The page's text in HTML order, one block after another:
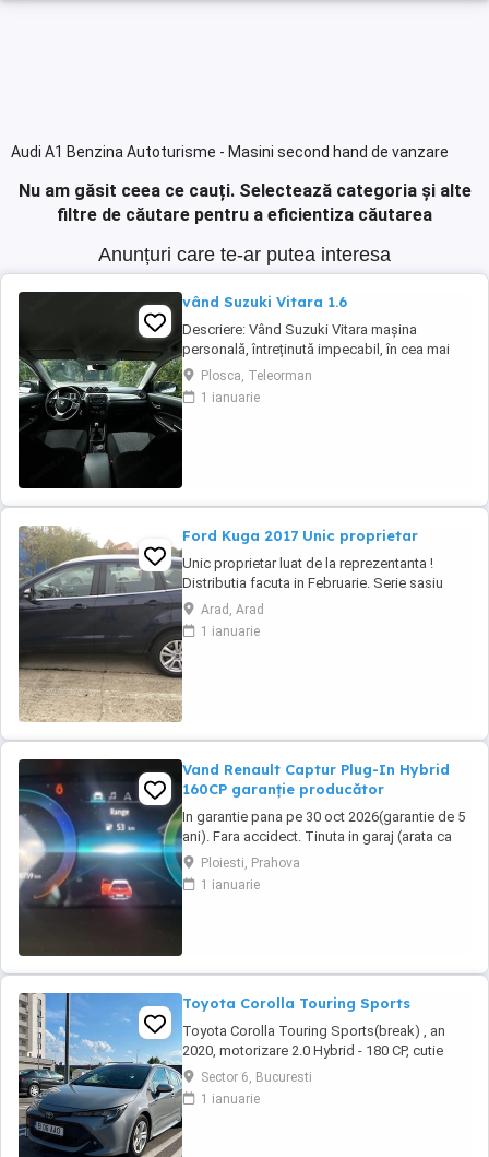
Audi A1 Benzina Autoturisme - Masini second hand de vanzare
Nu am găsit ceea ce cauți. Selectează categoria și alte
filtre de căutare pentru a eficientiza căutarea
Anunțuri care te-ar putea interesa
vând Suzuki Vitara 1.6
Descriere: Vând Suzuki Vitara mașina
personală, întreținută impecabil, în cea mai
căutată configurație pentru fiabilitate: motorul
1.6 benzină aspirat (distribuție lanț) și
tracțiune integrală AllGrip Date tehnice &
Plosca, Teleorman
1 ianuarie
Ford Kuga 2017 Unic proprietar
Unic proprietar luat de la reprezentanta !
Distributia facuta in Februarie. Serie sasiu
WF0AXXWPMAHC82078
Arad, Arad
1 ianuarie
Vand Renault Captur Plug-In Hybrid
160CP garanție producător
In garantie pana pe 30 oct 2026(garantie de 5
ani). Fara accidect. Tinuta in garaj (arata ca
noua, nu are zgarieturi). Folosita doar la
naveta(30km zilnic). Nu are urme de uzura,
placutele si discurile nu sunt deloc uzate
Ploiesti, Prahova
1 ianuarie
Toyota Corolla Touring Sports
Toyota Corolla Touring Sports(break) , an
2020, motorizare 2.0 Hybrid - 180 CP, cutie
automată, perfectă pentru oraș și drumuri
lungi, recunoscută pentru fiabilitate și
consum redus. *Dotări* Siguranță & Asistență
Sector 6, Bucuresti
1 ianuarie